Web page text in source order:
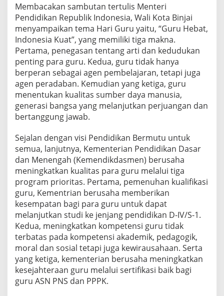
i
G
u
r
u
N
a
s
i
o
n
a
2
4
Membacakan sambutan tertulis Menteri
Pendidikan Republik Indonesia, Wali Kota Binjai
menyampaikan tema Hari Guru yaitu, “Guru Hebat,
Indonesia Kuat”, yang memiliki tiga makna.
Pertama, penegasan tentang arti dan kedudukan
penting para guru. Kedua, guru tidak hanya
berperan sebagai agen pembelajaran, tetapi juga
agen peradaban. Kemudian yang ketiga, guru
menentukan kualitas sumber daya manusia,
generasi bangsa yang melanjutkan perjuangan dan
bertanggung jawab.
Sejalan dengan visi Pendidikan Bermutu untuk
semua, lanjutnya, Kementerian Pendidikan Dasar
dan Menengah (Kemendikdasmen) berusaha
meningkatkan kualitas para guru melalui tiga
program prioritas. Pertama, pemenuhan kualifikasi
guru, Kementrian berusaha memberikan
kesempatan bagi para guru untuk dapat
melanjutkan studi ke jenjang pendidikan D-IV/S-1.
Kedua, meningkatkan kompetensi guru tidak
terbatas pada kompetensi akademik, pedagogik,
moral dan sosial tetapi juga kewirausahaan. Serta
yang ketiga, kementerian berusaha meningkatkan
kesejahteraan guru melalui sertifikasi baik bagi
guru ASN PNS dan PPPK.